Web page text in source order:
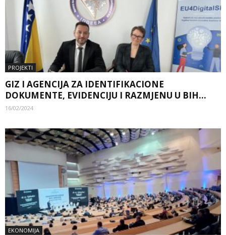
PROJEKTI
GIZ I AGENCIJA ZA IDENTIFIKACIONE
DOKUMENTE, EVIDENCIJU I RAZMJENU U BIH...
16/02/2024
EKONOMIJA